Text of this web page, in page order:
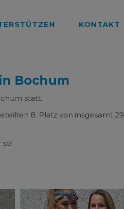
KONTAKT
Bochum
statt.
8. Platz von insgesamt 29